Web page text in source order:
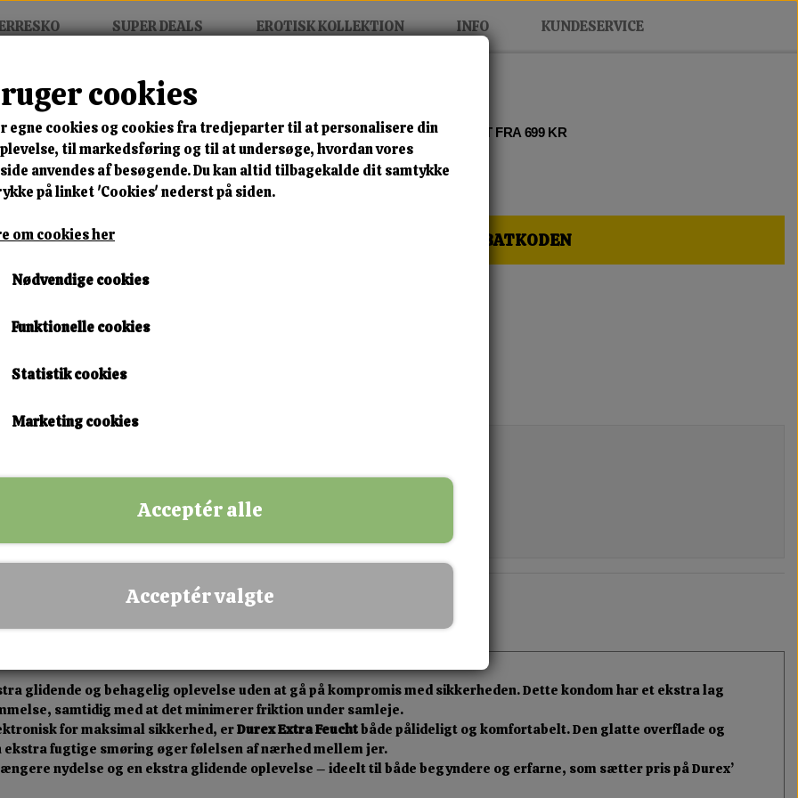
SUPER DEALS EROTISK KOLLEKTION INFO KUNDESERVICE
Fugtig
MIX FRIT • KØB 3 BETAL FOR 2 • FRI FRAGT FRA 699 KR
Durex Extra Fugtig
🎁 SPAR 10 % – KLIK HER OG FÅ RABATKODEN
10,00 kr.
Lagerstatus:9 på lager
KØB NU!
✅ Dansk webshop
✅ Fysisk butik i Esbjerg
glidende og behagelig oplevelse uden at gå på kompromis med sikkerheden. Dette kondom har et ekstra lag
samtidig med at det minimerer friktion under samleje.
for maksimal sikkerhed, erDurex Extra Feuchtbåde pålideligt og komfortabelt. Den glatte overflade og
fugtige smøring øger følelsen af nærhed mellem jer.
nydelse og en ekstra glidende oplevelse – ideelt til både begyndere og erfarne, som sætter pris på Durex’
cookies
egne cookies og cookies fra tredjeparter til at personalisere din
til markedsføring og til at undersøge, hvordan vores
anvendes af besøgende. Du kan altid tilbagekalde dit samtykke
på linket 'Cookies' nederst på siden.
om cookies her
Nødvendige cookies
Funktionelle cookies
Statistik cookies
Marketing cookies
Acceptér alle
Acceptér valgte